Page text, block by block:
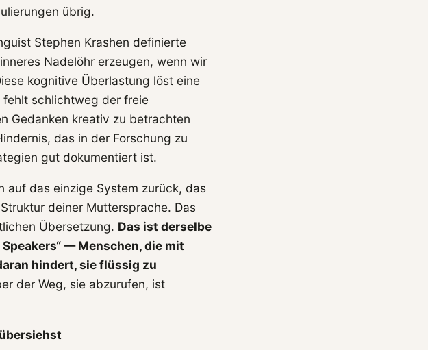
übrig.
Stephen Krashen definierte
Nadelöhr erzeugen, wenn wir
kognitive Überlastung löst eine
fehlt schlichtweg der freie
Gedanken kreativ zu betrachten
das in der Forschung zu
gut dokumentiert ist.
auf das einzige System zurück, das
deiner Muttersprache. Das
Übersetzung. Das ist derselbe
— Menschen, die mit
hindert, sie flüssig zu
der Weg, sie abzurufen, ist